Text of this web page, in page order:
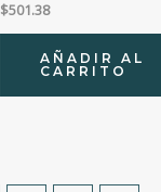
$501.38
AÑADIR AL
CARRITO